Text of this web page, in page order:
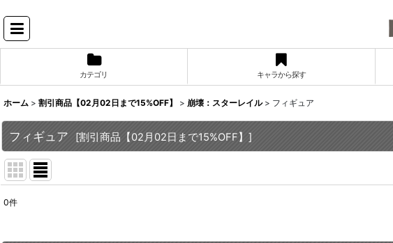
カテゴリ キャラから探す
ホーム > 割引商品【02月02日まで15%OFF】 > 崩壊：スターレイル > フィギュア
フィギュア [割引商品【02月02日まで15%OFF】 ]
0件